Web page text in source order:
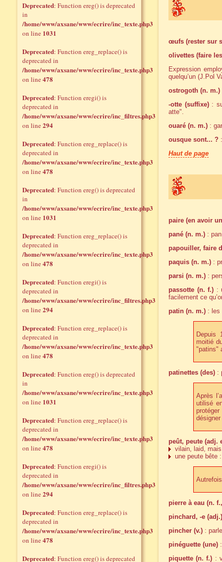
œufs (rester sur
olivettes (faire
Expression
quelqu’un (J.Pol
ostrogoth (n. m.)
-otte (suffixe):
atte".
ouaré (n. m.) :
ousque sont... ?
Haut de page
paire (en avoir
pané (n. m.) :
papouiller, faire
paquis (n. m.) :
parsi (n. m.) :
passotte (n. f.) :
facilement ce
patin (n. m.) : les
Depuis
moitié
"patins"
patinettes (des) :
Après
utilisé
peût, peute (adj.
vilain, laid,
une peute bête
pierre à eau (n.
pinchard, -e (adj.)
pincher (v.) :
pinéguette (une)
piquette (n. f.) :
Deprecated: Function ereg() is deprecated
in
/home/www/axsane/www/ecrire/inc_texte.php3
on line 1031
Deprecated: Function ereg_replace() is
deprecated in
/home/www/axsane/www/ecrire/inc_texte.php3
on line478
Deprecated: Function eregi() is
deprecated in
/home/www/axsane/www/ecrire/inc_filtres.php3
on line294
Deprecated: Function ereg_replace() is
deprecated in
/home/www/axsane/www/ecrire/inc_texte.php3
on line478
Deprecated: Function ereg() is deprecated
in
/home/www/axsane/www/ecrire/inc_texte.php3
on line 1031
Deprecated: Function ereg_replace() is
deprecated in
/home/www/axsane/www/ecrire/inc_texte.php3
on line478
Deprecated: Function eregi() is
deprecated in
/home/www/axsane/www/ecrire/inc_filtres.php3
on line294
Deprecated: Function ereg_replace() is
deprecated in
/home/www/axsane/www/ecrire/inc_texte.php3
on line478
Deprecated: Function ereg() is deprecated
in
/home/www/axsane/www/ecrire/inc_texte.php3
on line 1031
Deprecated: Function ereg_replace() is
deprecated in
/home/www/axsane/www/ecrire/inc_texte.php3
on line478
Deprecated: Function eregi() is
deprecated in
/home/www/axsane/www/ecrire/inc_filtres.php3
on line294
Deprecated: Function ereg_replace() is
deprecated in
/home/www/axsane/www/ecrire/inc_texte.php3
on line478
Deprecated: Function ereg() is deprecated